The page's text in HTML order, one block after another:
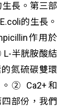
長。第三部
的生長。
作用於
半胱胺酸結
氮硫碳雙環
② Ca2+和
部份，我們